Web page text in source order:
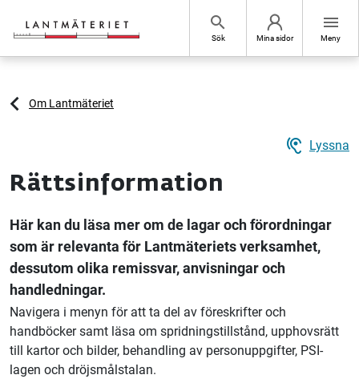
search
Sök Mina sidor
menu
Meny
Om Lantmäteriet
hearing Lyssna
Rättsinformation
Här kan du läsa mer om de lagar och förordningar
som är relevanta för Lantmäteriets verksamhet,
dessutom olika remissvar, anvisningar och
handledningar.
Navigera i menyn för att ta del av föreskrifter och
handböcker samt läsa om spridningstillstånd, upphovsrätt
till kartor och bilder, behandling av personuppgifter, PSI-
lagen och dröjsmålstalan.